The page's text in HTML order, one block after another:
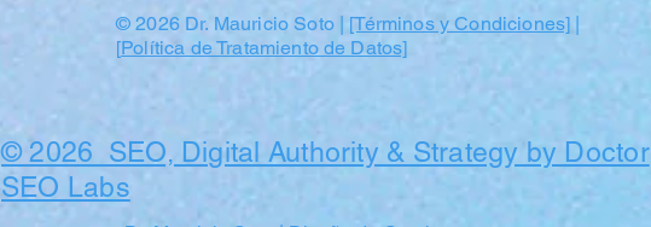
© 2026 Dr. Mauricio Soto | [Términos y Condiciones] |
[Política de Tratamiento de Datos]
© 2026 SEO, Digital Authority & Strategy by Doctor
SEO Labs